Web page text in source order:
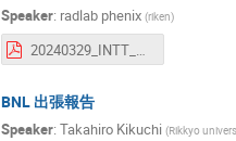
Speaker: radlab phenix (riken)
20240329_INTT_JP_meeting.pdf
BNL 出張報告
Speaker: Takahiro Kikuchi (Rikkyo